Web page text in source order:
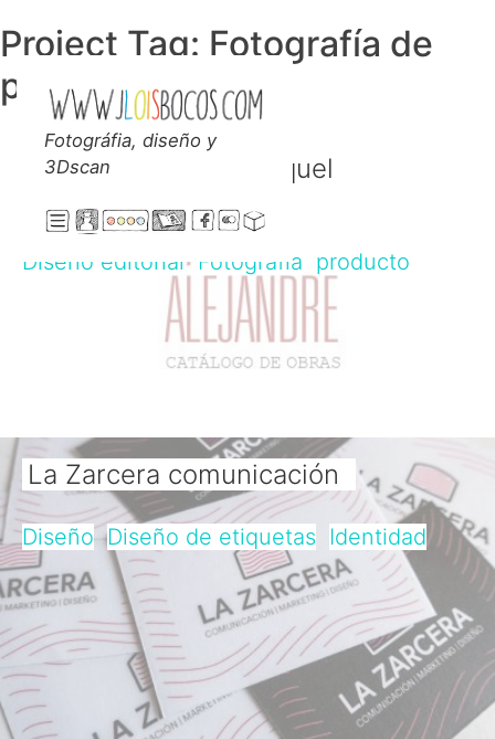
to
Jloisbocos
Fotográfia, diseño y
3Dscan
Project Tag: Fotografía de
producto
Catálogo de obra Raquel
Diseño editorial Fotografía producto
La Zarcera comunicación
Diseño Diseño de etiquetas Identidad